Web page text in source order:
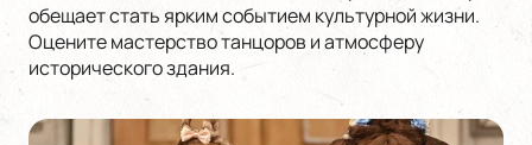
обещает стать ярким событием культурной жизни.
Оцените мастерство танцоров и атмосферу
исторического здания.